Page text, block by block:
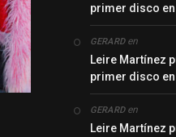
primer disco
GERARDen
Leire Martínez
primer disco
GERARDen
Leire Martínez